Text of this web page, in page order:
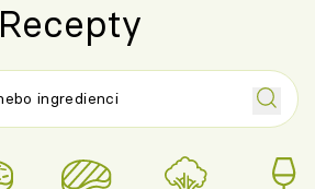
Recepty